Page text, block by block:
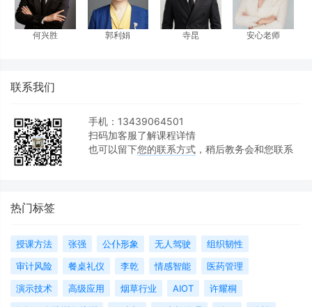
何兴胜 郭利娟 寺昆 安心老师
联系我们
手机：13439064501
扫码加客服了解课程详情
也可以留下您的联系方式 ，稍后教务会和您联系
热门标签
授课方法 张强 公仆形象 无人驾驶
组织韧性
审计风险
餐桌礼仪 李乾 情感智能
医药管理
演示技术
高级应用 烟草行业 AIOT
许耀桐